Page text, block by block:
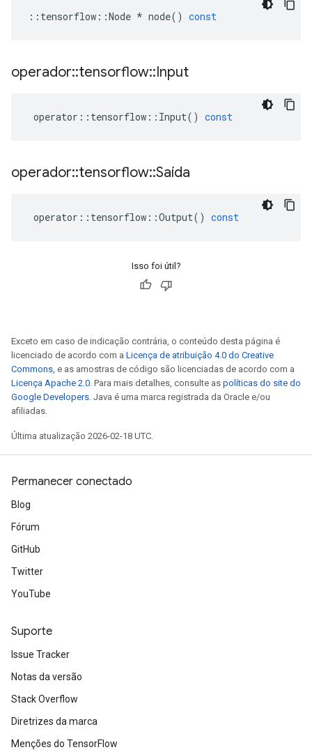
:: tensorflow ::Node * node() const
operador::tensorflow::Input
operator :: tensorflow :: Input() const
operador::tensorflow::Saída
operator :: tensorflow ::Output() const
Isso foi útil?
Exceto em caso de indicação contrária, o conteúdo desta página é
licenciado de acordo com a Licença de atribuição 4.0 do Creative
Commons, e as amostras de código são licenciadas de acordo com a
Licença Apache 2.0. Para mais detalhes, consulte as políticas do site do
Google Developers. Java é uma marca registrada da Oracle e/ou
afiliadas.
Última atualização 2026-02-18 UTC.
Permanecer conectado
Blog
Fórum
GitHub
Twitter
YouTube
Suporte
Issue Tracker
Notas da versão
Stack Overflow
Diretrizes da marca
Menções do TensorFlow